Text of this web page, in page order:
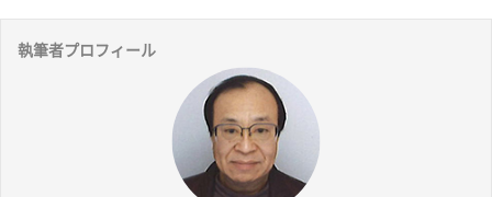
執筆者プロフィール